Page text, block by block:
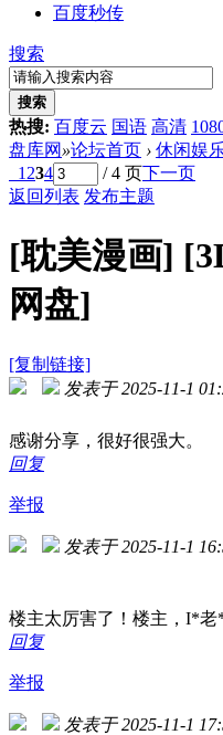
百度秒传
搜索
搜索
热搜: 百度云 国语 高清
盘库网 »论坛首页 › 休闲娱
1 234 / 4 页下一页
返回列表 发布主题
[耽美漫画]
网盘]
[复制链接]
发表于 2025-11-1
感谢分享，很好很强大。
回复
举报
发表于 2025-11-1
楼主太厉害了！楼主，I*老
回复
举报
发表于 2025-11-1